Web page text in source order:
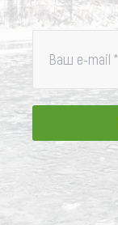
Ваш e-mail *